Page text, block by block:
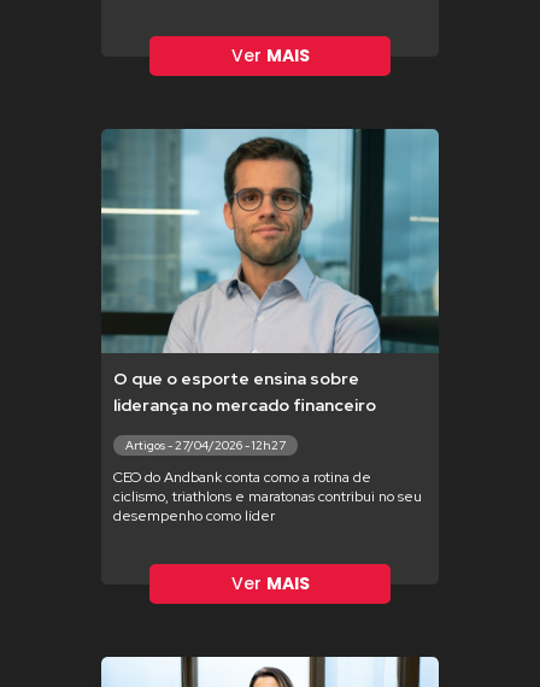
Ver MAIS
O que o esporte ensina sobre
liderança no mercado financeiro
Artigos - 27/04/2026 - 12h27
CEO do Andbank conta como a rotina de
ciclismo, triathlons e maratonas contribui no seu
desempenho como líder
Ver MAIS